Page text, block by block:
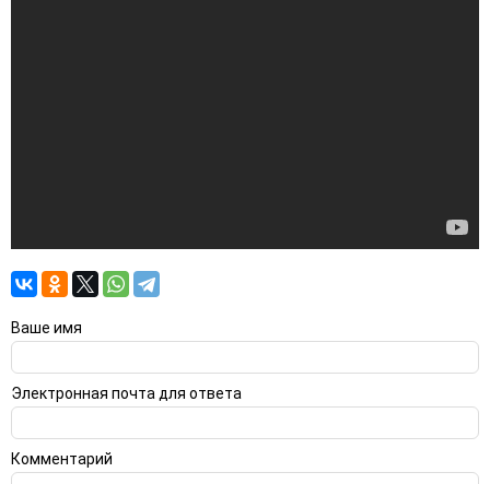
Ваше имя
Электронная почта для ответа
Комментарий